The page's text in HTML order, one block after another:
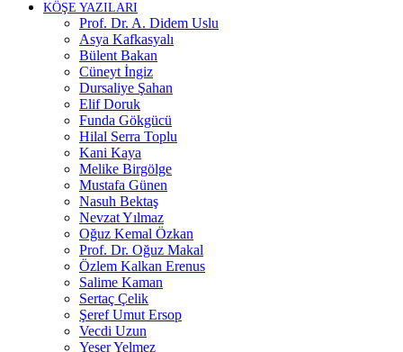
KÖŞE YAZILARI
Prof. Dr. A. Didem Uslu
Asya Kafkasyalı
Bülent Bakan
Cüneyt İngiz
Dursaliye Şahan
Elif Doruk
Funda Gökgücü
Hilal Serra Toplu
Kani Kaya
Melike Birgölge
Mustafa Günen
Nasuh Bektaş
Nevzat Yılmaz
Oğuz Kemal Özkan
Prof. Dr. Oğuz Makal
Özlem Kalkan Erenus
Salime Kaman
Sertaç Çelik
Şeref Umut Ersop
Vecdi Uzun
Yeşer Yelmez